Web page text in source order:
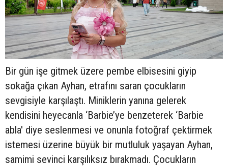
Bir gün işe gitmek üzere pembe elbisesini giyip
sokağa çıkan Ayhan, etrafını saran çocukların
sevgisiyle karşılaştı. Miniklerin yanına gelerek
kendisini heyecanla ‘Barbie’ye benzeterek ‘Barbie
abla' diye seslenmesi ve onunla fotoğraf çektirmek
istemesi üzerine büyük bir mutluluk yaşayan Ayhan,
samimi sevinci karşılıksız bırakmadı. Çocukların